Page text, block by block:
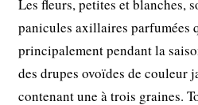
Les fleurs, petites et blanches,
panicules axillaires parfumées
principalement pendant la
des drupes ovoïdes de couleur
contenant une à trois graines.